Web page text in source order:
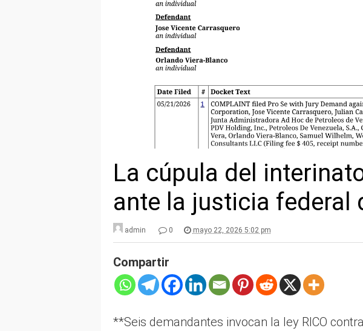
La cúpula del
ante la justicia federal
admin 0 mayo 22, 2026 5:02 pm
Compartir
**Seis demandantes invocan la ley RICO